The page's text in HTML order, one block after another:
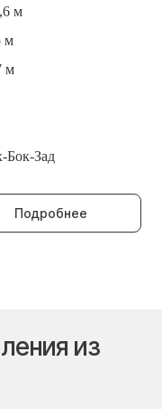
м
м
Зад
Подробнее
из